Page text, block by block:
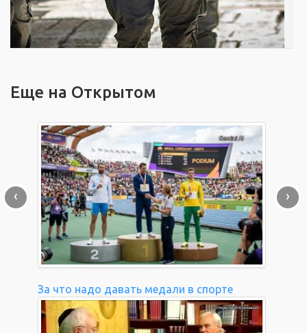
Еще на Открытом
За что надо давать медали в спорте
‹ ›